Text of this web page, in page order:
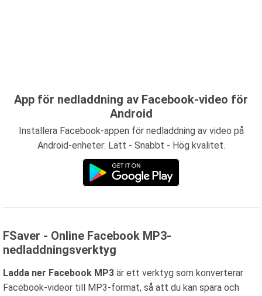
App för nedladdning av Facebook-video för
Android
Installera Facebook-appen för nedladdning av video på
Android-enheter: Lätt - Snabbt - Hög kvalitet.
FSaver - Online Facebook MP3-
nedladdningsverktyg
Ladda ner Facebook MP3 är ett verktyg som konverterar
Facebook-videor till MP3-format, så att du kan spara och